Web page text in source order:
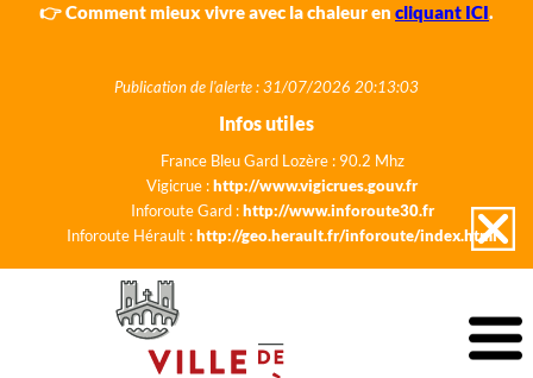
👉 Comment mieux vivre avec la chaleur en cliquant ICI.
Publication de l'alerte : 31/07/2026 20:13:03
Infos utiles
France Bleu Gard Lozère : 90.2 Mhz
Vigicrue :http://www.vigicrues.gouv.fr
Inforoute Gard :http://www.inforoute30.fr
Inforoute Hérault :http://geo.herault.fr/inforoute/index.html